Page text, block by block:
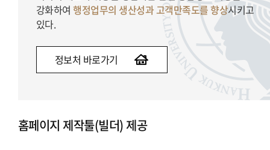
강화하여행정업무의 생산성과 고객만족도를 향상시키고
있다.
정보처 바로가기
홈페이지 제작툴(빌더) 제공